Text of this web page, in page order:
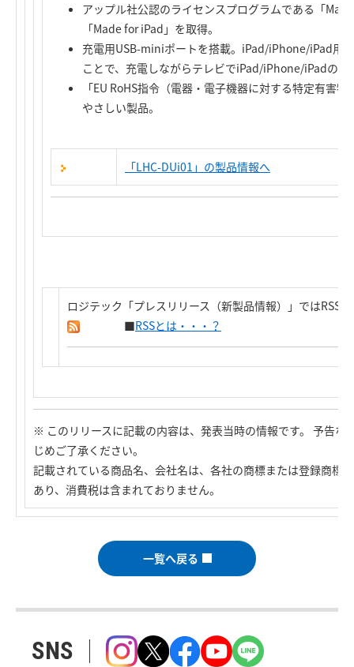
アップル社公認のライセンスプログラムである「
「Made for iPad」を取得。
充電用USB-miniポートを搭載。iPad/iPhone/iPad用
ことで、充電しながらテレビでiPad/iPhone/iPadの動
「EU RoHS指令（電器・電子機器に対する特定有害
やさしい製品。
「LHC-DUi01」の製品情報へ
ロジテック「プレスリリース（新製品情報）」ではRSS
■RSSとは・・・？
※ このリリースに記載の内容は、発表当時の情報です。 予告な
じめご了承ください。
記載されている商品名、会社名は、各社の商標または登録商標
あり、消費税は含まれておりません。
一覧へ戻る
SNS